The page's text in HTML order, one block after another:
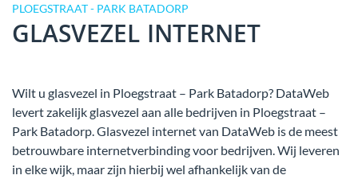
PLOEGSTRAAT - PARK BATADORP
GLASVEZEL INTERNET
Wilt u glasvezel in Ploegstraat – Park Batadorp? DataWeb
levert zakelijk glasvezel aan alle bedrijven in Ploegstraat –
Park Batadorp. Glasvezel internet van DataWeb is de meest
betrouwbare internetverbinding voor bedrijven. Wij leveren
in elke wijk, maar zijn hierbij wel afhankelijk van de